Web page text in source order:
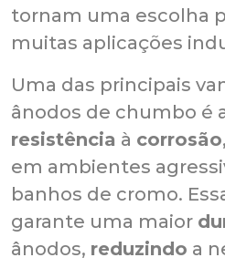
tornam uma escolha
muitas aplicações
Uma das principais
ânodos de chumbo é
resistência à corrosão
em ambientes
banhos de cromo.
garante uma maior
ânodos, reduzindo a